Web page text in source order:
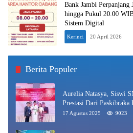
Bank Jambi Perpanjang
hingga Pukul 20.00
Sistem Digital
Kerinci 20 April 2026
Berita Populer
Aurelia Natasya, Siswi
Prestasi Dari Paskibraka
Kerinci 2025
17 Agustus 2025 9023